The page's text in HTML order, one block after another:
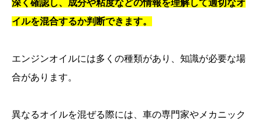
深く確認し、成分や粘度などの情報を理解して適切なオ
イルを混合するか判断できます。
エンジンオイルには多くの種類があり、知識が必要な場
合があります。
異なるオイルを混ぜる際には、車の専門家やメカニック